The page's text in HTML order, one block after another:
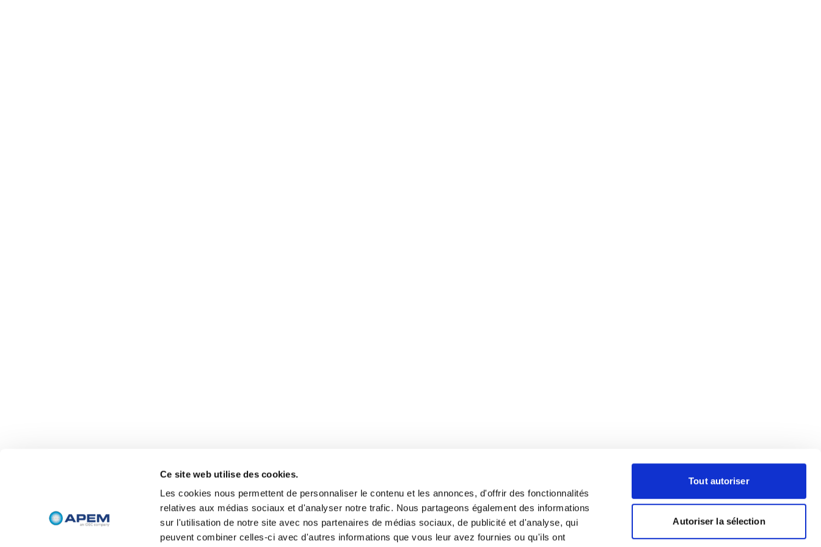
Ce site web utilise des cookies.
Les cookies nous permettent de personnaliser le contenu et les annonces, d'offrir des fonctionnalités
relatives aux médias sociaux et d'analyser notre trafic. Nous partageons également des informations
sur l'utilisation de notre site avec nos partenaires de médias sociaux, de publicité et d'analyse, qui
peuvent combiner celles-ci avec d'autres informations que vous leur avez fournies ou qu'ils ont
Tout autoriser
Autoriser la sélection